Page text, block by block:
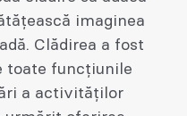
imaginea
Clădirea a fost
toate funcțiunile
a activităților